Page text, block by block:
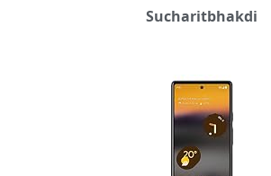
Sucharitbhakdi